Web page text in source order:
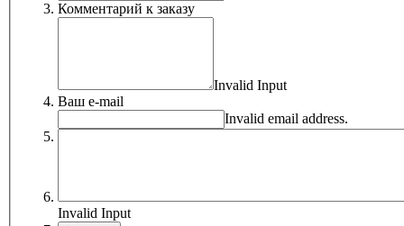
Комментарий к заказу
Invalid Input
Ваш e-mail
Invalid email address.
Invalid Input